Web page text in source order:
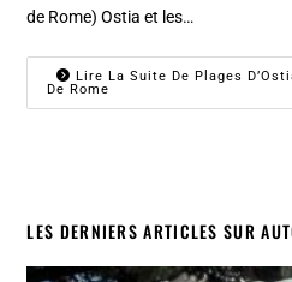
de Rome) Ostia et les…
Lire La Suite De Plages
De Rome
LES DERNIERS ARTICLES SUR